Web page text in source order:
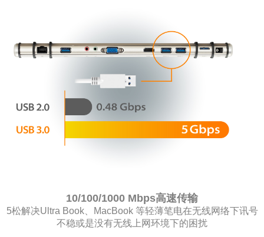
10/100/1000 Mbps高速传输
5松解决Ultra Book、MacBook 等轻薄笔电在无线网络下讯号
不稳或是没有无线上网环境下的困扰